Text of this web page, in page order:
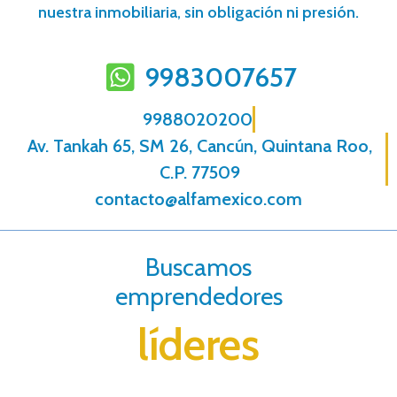
nuestra inmobiliaria, sin obligación ni presión.
9983007657
9988020200
Av. Tankah 65, SM 26, Cancún, Quintana Roo,
C.P. 77509
contacto@alfamexico.com
Buscamos
emprendedores
líderes